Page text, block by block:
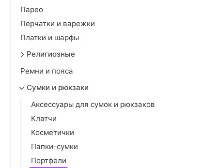
Парео
Перчатки и варежки
Платки и шарфы
Религиозные
Ремни и пояса
Сумки и рюкзаки
Аксессуары для сумок и рюкзаков
Клатчи
Косметички
Папки-сумки
Портфели